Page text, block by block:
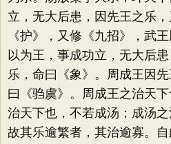
立，无大后患，因先王之乐
《护》，又修《九招》，武
以为王，事成功立，无大后
乐，命曰《象》。周成王因
曰《驺虞》。周成王之治天
治天下也，不若成汤；成汤之
故其乐逾繁者，其治逾寡。